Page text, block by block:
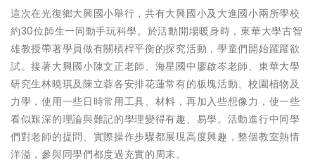
這次在光復鄉大興國小舉行，共有大興國小及大進國小兩所學校
約30位師生一同動手玩科學。於活動開場暖身時，東華大學古智
雄教授帶著學員做有關槓桿平衡的探究活動，學童們開始躍躍欲
試。接著大興國小陳文正老師、海星國中廖啟岑老師、東華大學
研究生林曉琪及陳立蓉各安排花蓮常有的板塊活動、校園植物及
力學，使用一些日時常用工具、材料，再加入些想像力，使一些
看似艱深的理論與難記的學理變得有趣、易學。活動進行中同學
們對老師的提問、實際操作步驟都展現高度興趣，整個教室熱情
洋溢，參與同學們都度過充實的周末。